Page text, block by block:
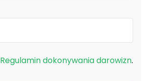
Regulamin dokonywania darowizn.